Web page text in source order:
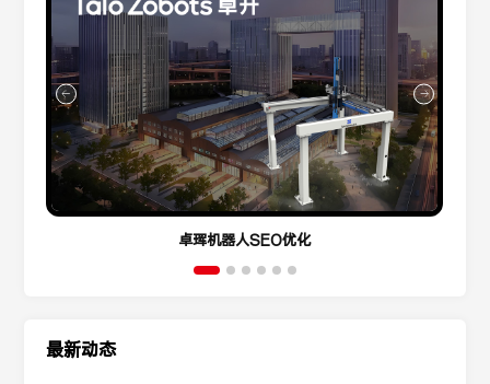
卓珲机器人SEO优化
最新动态